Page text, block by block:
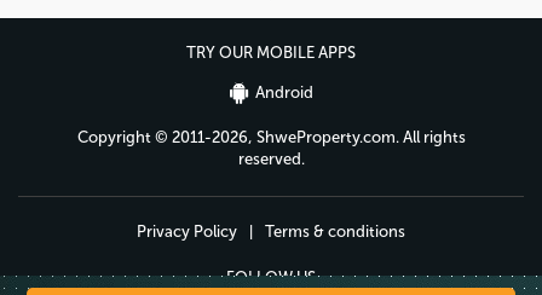
TRY OUR MOBILE APPS
Android
Copyright © 2011-2026, ShweProperty.com. All rights
reserved.
Privacy Policy | Terms & conditions
FOLLOW US